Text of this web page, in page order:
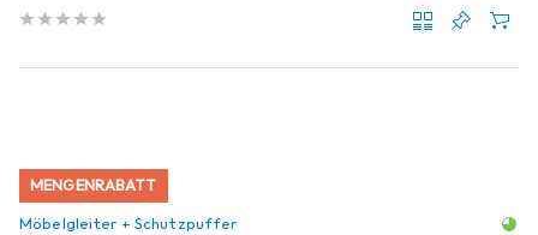
MENGENRABATT
Möbelgleiter + Schutzpuffer